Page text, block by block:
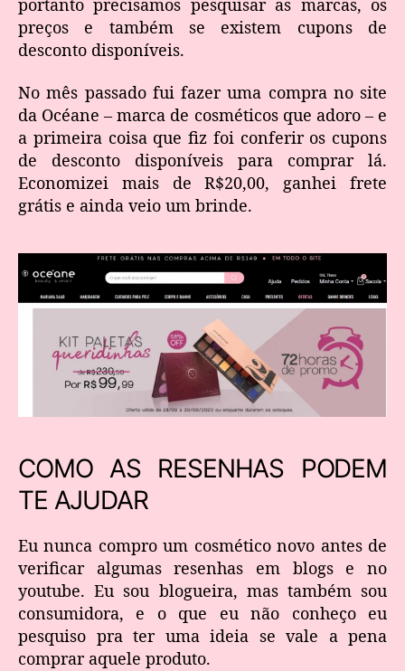
preços e também se existem cupons de
desconto disponíveis.
No mês passado fui fazer uma compra no site
da Océane – marca de cosméticos que adoro – e
a primeira coisa que fiz foi conferir os cupons
de desconto disponíveis para comprar lá.
Economizei mais de R$20,00, ganhei frete
grátis e ainda veio um brinde.
COMO AS RESENHAS PODEM
TE AJUDAR
Eu nunca compro um cosmético novo antes de
verificar algumas resenhas em blogs e no
youtube. Eu sou blogueira, mas também sou
consumidora, e o que eu não conheço eu
pesquiso pra ter uma ideia se vale a pena
comprar aquele produto.